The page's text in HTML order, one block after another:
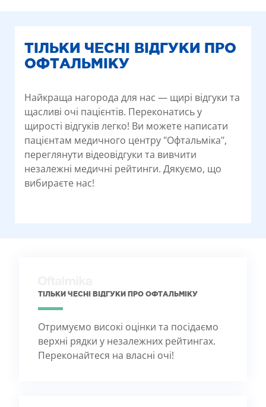
ТІЛЬКИ ЧЕСНІ ВІДГУКИ ПРО
ОФТАЛЬМІКУ
Найкраща нагорода для нас — щирі відгуки та
щасливі очі пацієнтів. Переконатись у
щирості відгуків легко! Ви можете написати
пацієнтам медичного центру "Офтальміка",
переглянути відеовідгуки та вивчити
незалежні медичні рейтинги. Дякуємо, що
вибираєте нас!
ТІЛЬКИ ЧЕСНІ ВІДГУКИ ПРО ОФТАЛЬМІКУ
Отримуємо високі оцінки та посідаємо
верхні рядки у незалежних рейтингах.
Переконайтеся на власні очі!